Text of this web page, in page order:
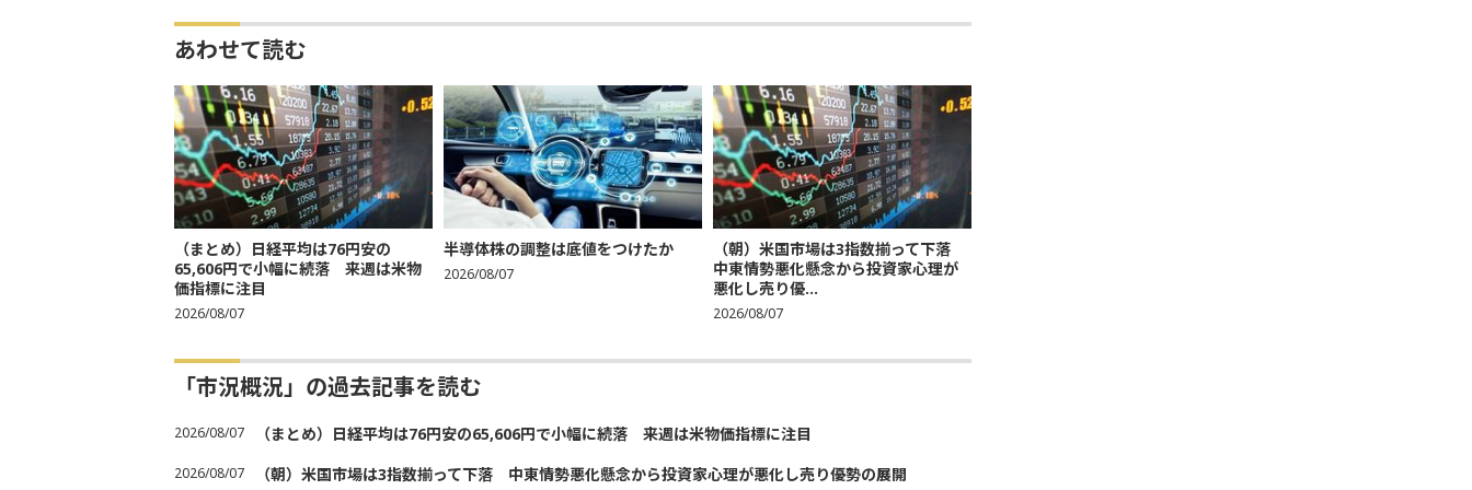
あわせて読む
（まとめ）日経平均は76円安の
65,606円で小幅に続落 来週は米物
価指標に注目
2026/08/07
半導体株の調整は底値をつけたか
2026/08/07
（朝）米国市場は3指数揃って下落
中東情勢悪化懸念から投資家心理が
悪化し売り優...
2026/08/07
「市況概況」の過去記事を読む
2026/08/07 （まとめ）日経平均は76円安の65,606円で小幅に続落 来週は米物価指標に注目
2026/08/07 （朝）米国市場は3指数揃って下落 中東情勢悪化懸念から投資家心理が悪化し売り優勢の展開